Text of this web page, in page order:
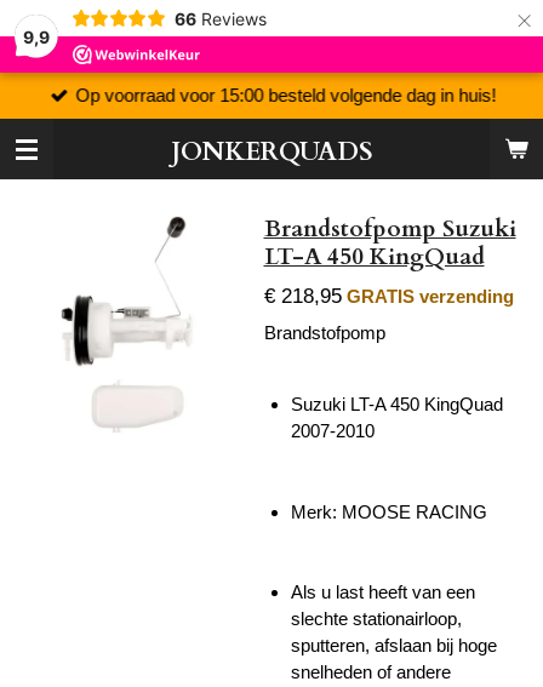
9,9
66 Reviews ×
JONKERQUADS
Op voorraad voor 15:00 besteld volgende dag in huis!
Brandstofpomp Suzuki
LT-A 450 KingQuad
€ 218,95 GRATIS verzending
Brandstofpomp
Suzuki LT-A 450 KingQuad
2007-2010
Merk: MOOSE RACING
Als u last heeft van een
slechte stationairloop,
sputteren, afslaan bij hoge
snelheden of andere